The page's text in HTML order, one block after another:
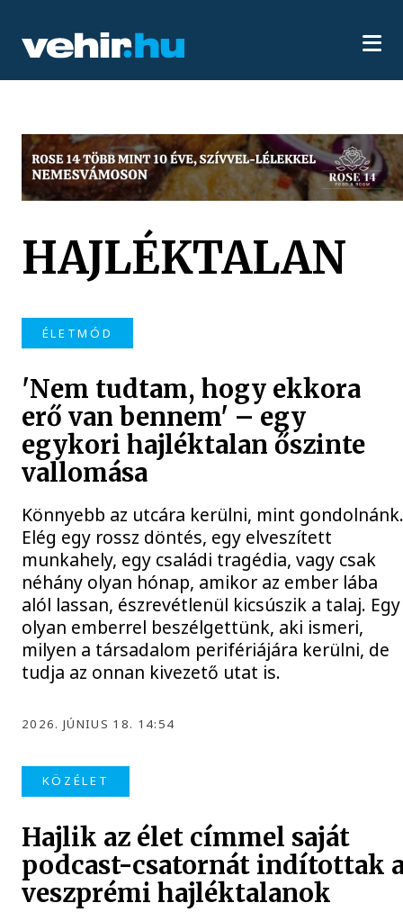
HAJLÉKTALAN
ÉLETMÓD
'Nem tudtam, hogy ekkora
erő van bennem' – egy
egykori hajléktalan őszinte
vallomása
Könnyebb az utcára kerülni, mint
Elég egy rossz döntés, egy elveszített
munkahely, egy családi tragédia, vagy csak
néhány olyan hónap, amikor az ember lába
alól lassan, észrevétlenül kicsúszik a talaj. Egy
olyan emberrel beszélgettünk, aki ismeri,
milyen a társadalom perifériájára kerülni, de
tudja az onnan kivezető utat is.
2026. JÚNIUS 18. 14:54
KÖZÉLET
Hajlik az élet címmel saját
podcast-csatornát indítottak
veszprémi hajléktalanok